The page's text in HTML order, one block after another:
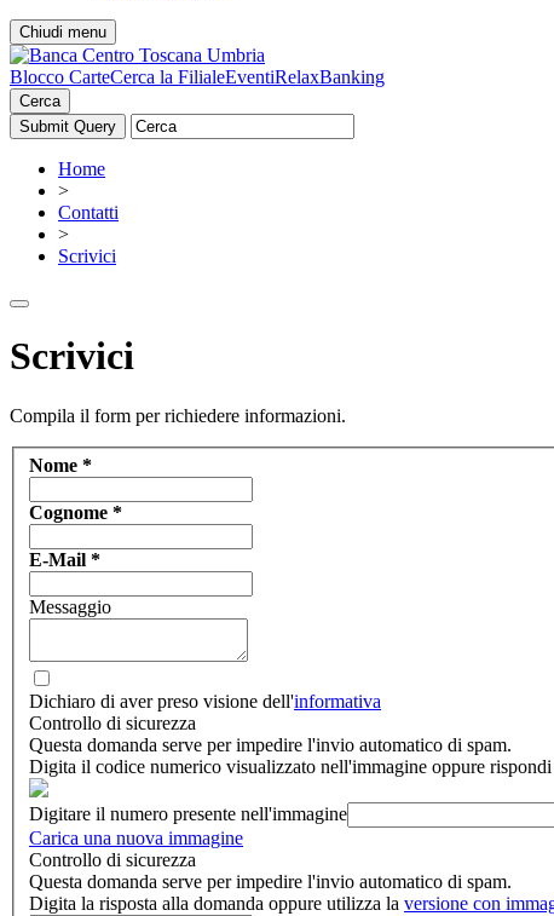
Chiudi menu
Blocco CarteCerca la FilialeEventiRelaxBanking
Cerca
Home
>
Contatti
>
Scrivici
Scrivici
Compila il form per richiedere informazioni.
Nome *
Cognome *
E-Mail *
Messaggio
Dichiaro di aver preso visione dell'informativa
Controllo di sicurezza
Questa domanda serve per impedire l'invio automatico di spam.
Digita il codice numerico visualizzato nell'immagine oppure
Digitare il numero presente nell'immagine
Carica una nuova immagine
Controllo di sicurezza
Questa domanda serve per impedire l'invio automatico di spam.
Digita la risposta alla domanda oppure utilizza la versione con